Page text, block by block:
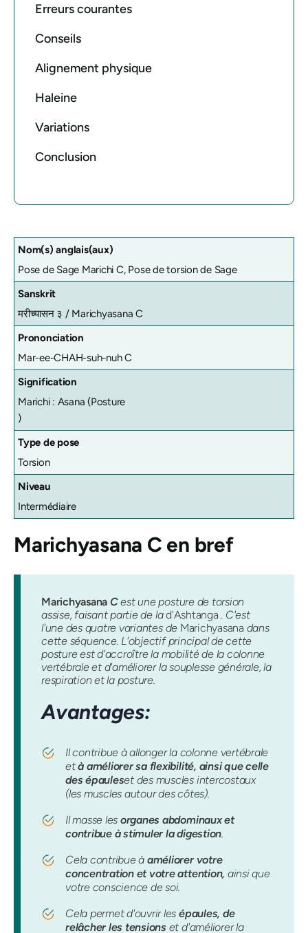
Erreurs courantes
Conseils
Alignement physique
Haleine
Variations
Conclusion
Nom(s) anglais(aux)
Pose de Sage Marichi C, Pose de torsion de Sage
Sanskrit
मरीच्यासन ३ / Marichyasana C
Prononciation
Mar-ee-CHAH-suh-nuh C
Signification
Marichi : Asana (Posture
)
Type de pose
Torsion
Niveau
Intermédiaire
Marichyasana C en bref
Marichyasana Cest une posture de torsion
assise, faisant partie de lad'Ashtanga . C'est
l'une des quatre variantes de Marichyasana dans
cette séquence. L'objectif principal de cette
posture est d'accroître la mobilité de la colonne
vertébrale et d'améliorer la souplesse générale, la
respiration et la posture.
Avantages:
Il contribue à allonger la colonne vertébrale
età améliorer sa flexibilité, ainsi que celle
des épauleset des muscles intercostaux
(les muscles autour des côtes).
Il masse les organes abdominaux et
contribue à stimuler la digestion.
Cela contribue à améliorer votre
concentration et votre attention, ainsi que
votre conscience de soi.
Cela permet d'ouvrir les épaules, de
relâcher les tensionset d'améliorer la